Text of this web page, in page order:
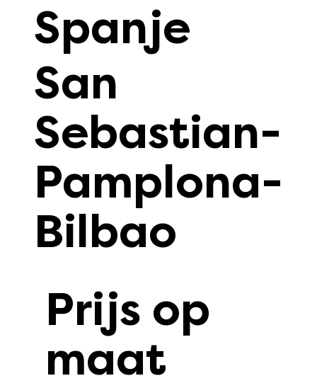
Spanje
San
Sebastian-
Pamplona-
Bilbao
Prijs op
maat